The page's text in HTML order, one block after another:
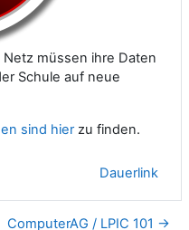
müssen ihre Daten
Schule auf neue
sind hierzu finden.
Dauerlink
ComputerAG / LPIC 101 →